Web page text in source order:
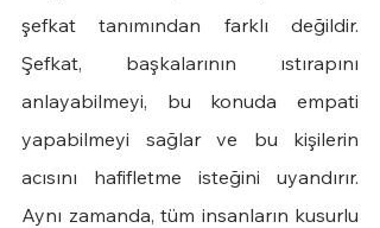
şefkat tanımından farklı değildir.
Şefkat, başkalarının ıstırapını
anlayabilmeyi, bu konuda empati
yapabilmeyi sağlar ve bu kişilerin
acısını hafifletme isteğini uyandırır.
Aynı zamanda, tüm insanların kusurlu